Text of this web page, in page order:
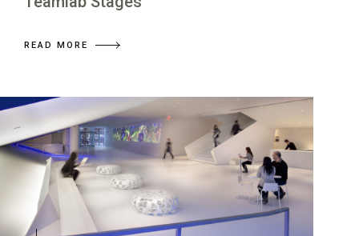
READ MORE